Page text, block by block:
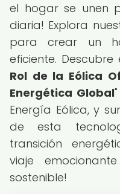
el hogar se unen
diaria! Explora
para crear un
eficiente.
Rol de la Eólica
Energética Global
Energía Eólica, y
de esta
transición
viaje
sostenible!